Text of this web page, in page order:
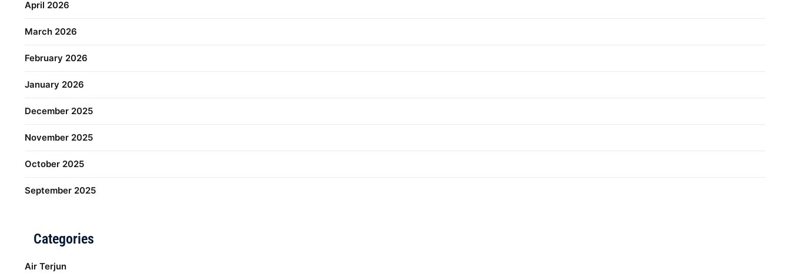
April 2026
March 2026
February 2026
January 2026
December 2025
November 2025
October 2025
September 2025
Categories
Air Terjun